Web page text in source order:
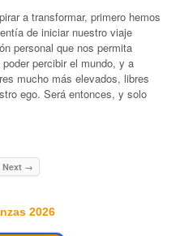
a transformar, primero hemos
de iniciar nuestro viaje
personal que nos permita
percibir el mundo, y a
mucho más elevados, libres
ego. Será entonces, y solo
Next →
2026